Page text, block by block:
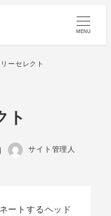
MENU
ーセレクト
ト
著
サイト管理人
ートするヘッド